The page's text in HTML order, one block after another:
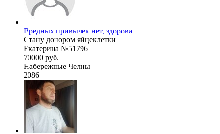
Вредных привычек нет, здорова
Стану донором яйцеклетки
Екатерина №51796
70000 руб.
Набережные Челны
2086